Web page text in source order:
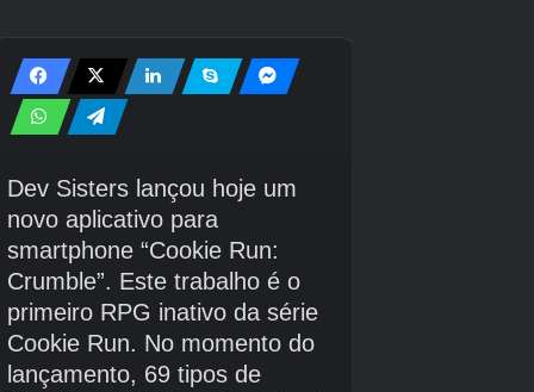
Crédito da imagem:Jogos Eurogamer/Envar
procurando por mais ajuda do Witchspire,
confira nossas páginas que mostram como
obter lingotes de cobre, lingotes de ferro ou
como obter chifre de loof.